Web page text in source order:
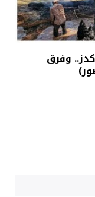
من 40 نخلة بأكدز.. وفرق